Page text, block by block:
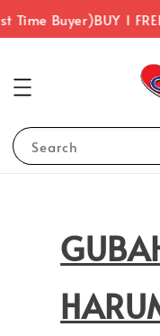
Time Buyer)BUY 1
Search